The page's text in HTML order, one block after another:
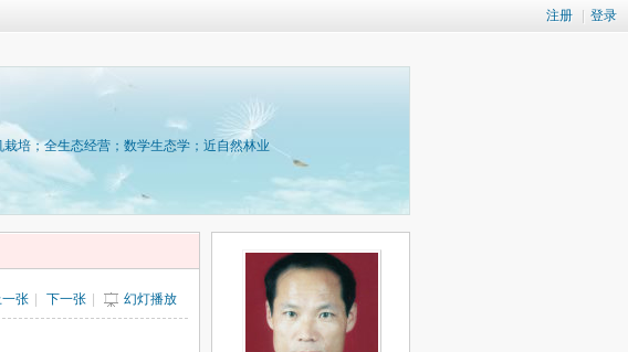
注册 登录
培；全生态经营；数学生态学；近自然林业
张 下一张 幻灯播放